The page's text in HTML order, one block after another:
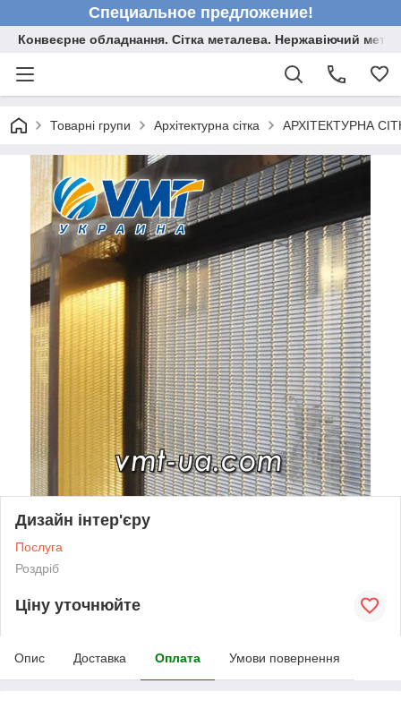
Специальное предложение!
Конвеєрне обладнання. Сітка металева. Нержавіючий
Товарні групи Архітектурна сітка АРХІТЕКТУРНА
Дизайн інтер'єру
Послуга
Роздріб
Ціну уточнюйте
Опис Доставка Оплата Умови повернення